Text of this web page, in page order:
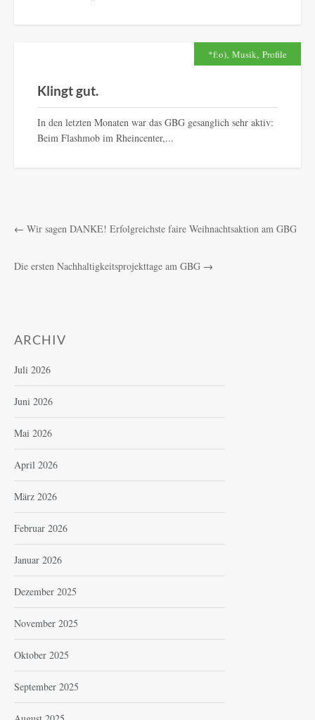
*f:o), Musik, Profile
Klingt gut.
In den letzten Monaten war das GBG gesanglich sehr aktiv:
Beim Flashmob im Rheincenter,...
← Wir sagen DANKE! Erfolgreichste faire Weihnachtsaktion am GBG
Die ersten Nachhaltigkeitsprojekttage am GBG →
ARCHIV
Juli 2026
Juni 2026
Mai 2026
April 2026
März 2026
Februar 2026
Januar 2026
Dezember 2025
November 2025
Oktober 2025
September 2025